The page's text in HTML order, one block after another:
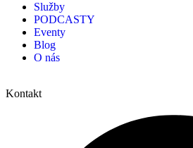
Služby
PODCASTY
Eventy
Blog
O nás
Kontakt